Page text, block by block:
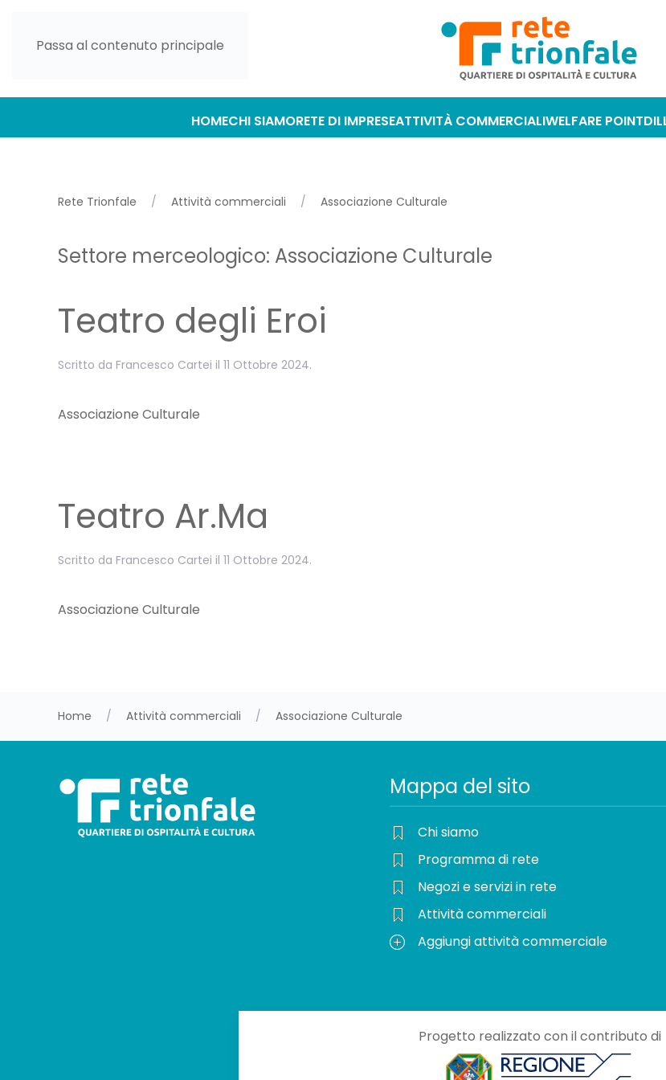
Passa al contenuto principale
HOMECHI SIAMORETE DI IMPRESEATTIVITÀ COMMERCIALIWELFARE POINT
Rete Trionfale Attività commerciali Associazione Culturale
Settore merceologico: Associazione Culturale
Teatro degli Eroi
Scritto da Francesco Cartei il 11 Ottobre 2024.
Associazione Culturale
Teatro Ar.Ma
Scritto da Francesco Cartei il 11 Ottobre 2024.
Associazione Culturale
Home Attività commerciali Associazione Culturale
Mappa del sito
Chi siamo
Programma di rete
Negozi e servizi in rete
Attività commerciali
Aggiungi attività commerciale
Progetto realizzato con il contributo di